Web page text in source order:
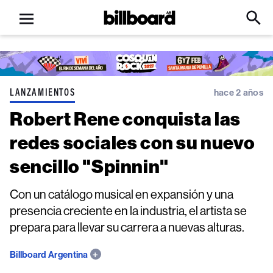
Open
menu
Billboard
Click
Input
LANZAMIENTOS hace 2 años
Robert Rene conquista las
redes sociales con su nuevo
sencillo "Spinnin"
Con un catálogo musical en expansión y una
presencia creciente en la industria, el artista se
prepara para llevar su carrera a nuevas alturas.
Billboard Argentina